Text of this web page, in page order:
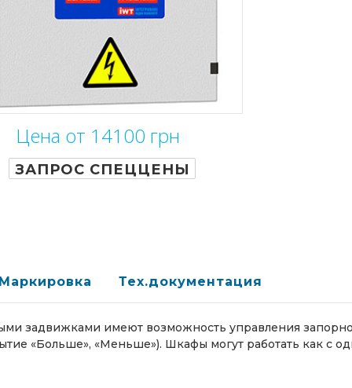
Цена от 14100 грн
ЗАПРОС СПЕЦЦЕНЫ
Тех.документация
задвижками имеют возможность управления
«Больше», «Меньше»). Шкафы могут работать как с